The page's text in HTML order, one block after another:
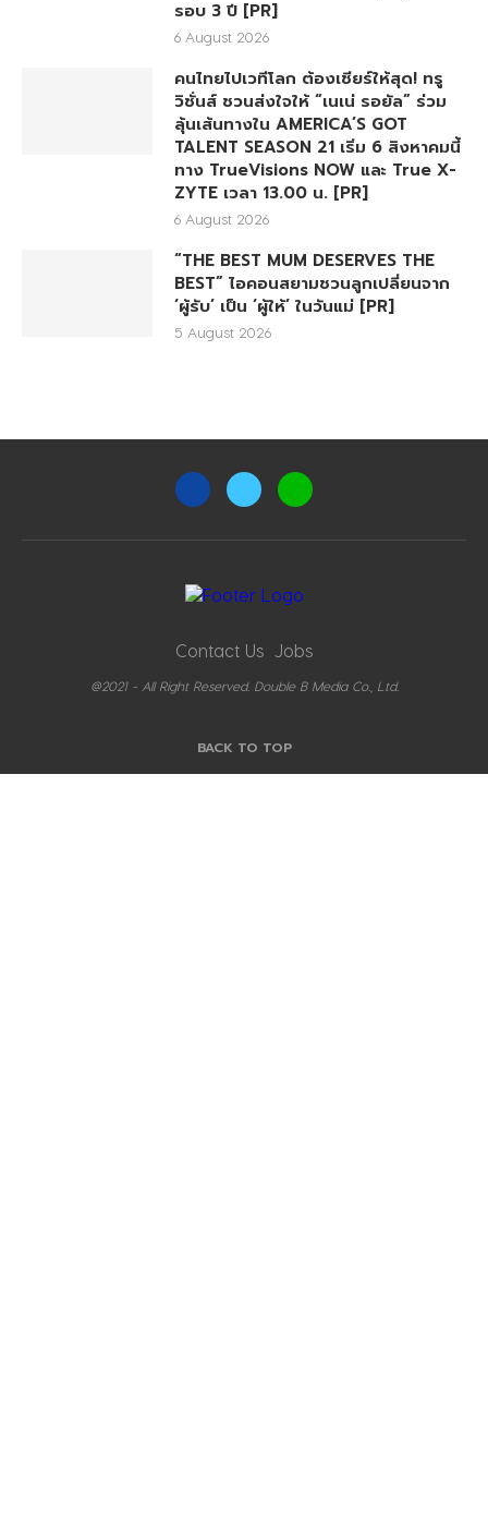
รอบ 3 ปี [PR]
6 August 2026
คนไทยไปเวทีโลก ต้องเชียร์ให้สุด! ทรู
วิชั่นส์ ชวนส่งใจให้ “เนเน่ รอยัล” ร่วม
ลุ้นเส้นทางใน AMERICA’S GOT
TALENT SEASON 21 เริ่ม 6 สิงหาคมนี้
ทาง TrueVisions NOW และ True X-
ZYTE เวลา 13.00 น. [PR]
6 August 2026
“THE BEST MUM DESERVES THE
BEST” ไอคอนสยามชวนลูกเปลี่ยนจาก
‘ผู้รับ’ เป็น ‘ผู้ให้’ ในวันแม่ [PR]
5 August 2026
Contact Us Jobs
@2021 - All Right Reserved. Double B Media Co., Ltd.
BACK TO TOP